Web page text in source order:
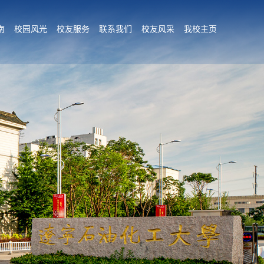
校园风光 校友服务 联系我们 校友风采 我校主页